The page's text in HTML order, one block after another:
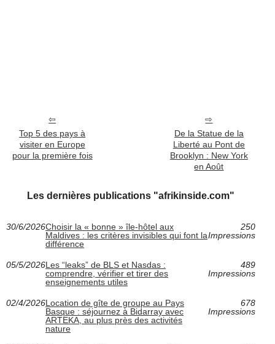
Top 5 des pays à
visiter en Europe
pour la première fois
De la Statue de la
Liberté au Pont de
Brooklyn : New York
en Août
Les dernières publications "afrikinside.com"
30/6/2026Choisir la « bonne » île-hôtel aux
Maldives : les critères invisibles qui font la
différence
250
Impressions
05/5/2026Les “leaks” de BLS et Nasdas :
comprendre, vérifier et tirer des
enseignements utiles
489
Impressions
02/4/2026Location de gîte de groupe au Pays
Basque : séjournez à Bidarray avec
ARTEKA, au plus près des activités
nature
678
Impressions